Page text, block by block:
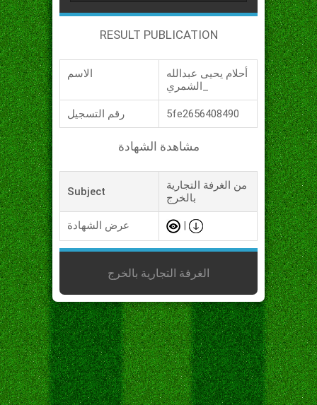
RESULT PUBLICATION
الاسم
أحلام يحيى عبدالله
رقم التسجيل 5fe2656408490
مشاهدة الشهادة
Subject
من الغرفة التجارية
بالخرج
عرض الشهادة
الغرفة التجارية بالخرج